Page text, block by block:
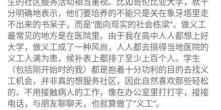
分明确地表示，他们要培养的不能只是关在象牙塔里走
不出来的书呆子，而是”面向现实的社会栋梁”。做义工
最常见的地方是在医院里。由于我在高中人人都想上好
大学，做义工成了一种风尚，人人都去搞得当地医院的
义工人满为患，候补表上都排了至少上百个人。学生
（包括刚开始时的我）都是抱着十分功利的目的去找义
工机会，并非真的想服务社区，因此自然喜欢那些轻松
的、不用接触病人的工作，像在办公室里打打字，接接
电话，与朋友聊聊天，也就算做了”义工”。